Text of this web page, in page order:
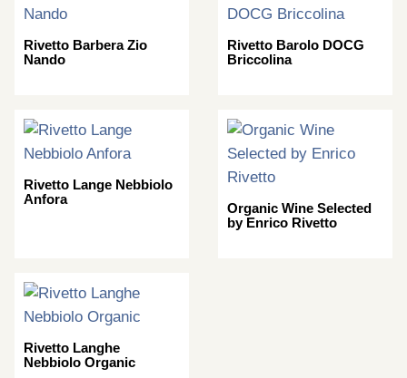
Rivetto Barbera Zio
Nando
Rivetto Barolo DOCG
Briccolina
Rivetto Lange Nebbiolo
Anfora
Organic Wine Selected
by Enrico Rivetto
Rivetto Langhe
Nebbiolo Organic